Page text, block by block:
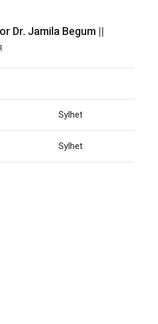
Dr. Jamila Begum ||
Sylhet
Sylhet